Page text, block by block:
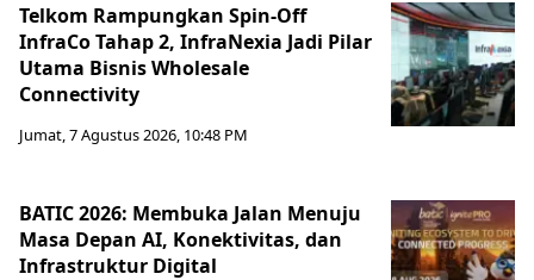
Telkom Rampungkan Spin-Off
InfraCo Tahap 2, InfraNexia Jadi Pilar
Utama Bisnis Wholesale
Connectivity
Jumat, 7 Agustus 2026, 10:48 PM
BATIC 2026: Membuka Jalan Menuju
Masa Depan AI, Konektivitas, dan
Infrastruktur Digital